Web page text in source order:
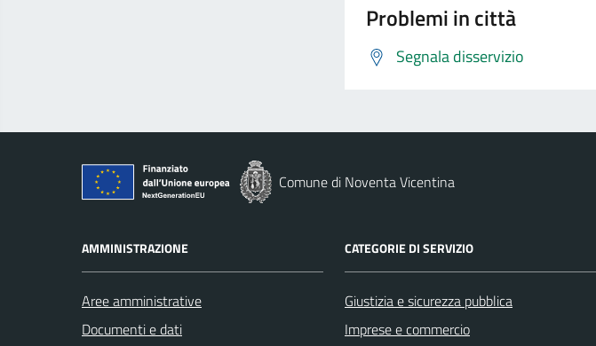
Problemi in città
Segnala disservizio
Comune di Noventa Vicentina
AMMINISTRAZIONE
Aree amministrative
Documenti e dati
CATEGORIE DI SERVIZIO
Giustizia e sicurezza pubblica
Imprese e commercio